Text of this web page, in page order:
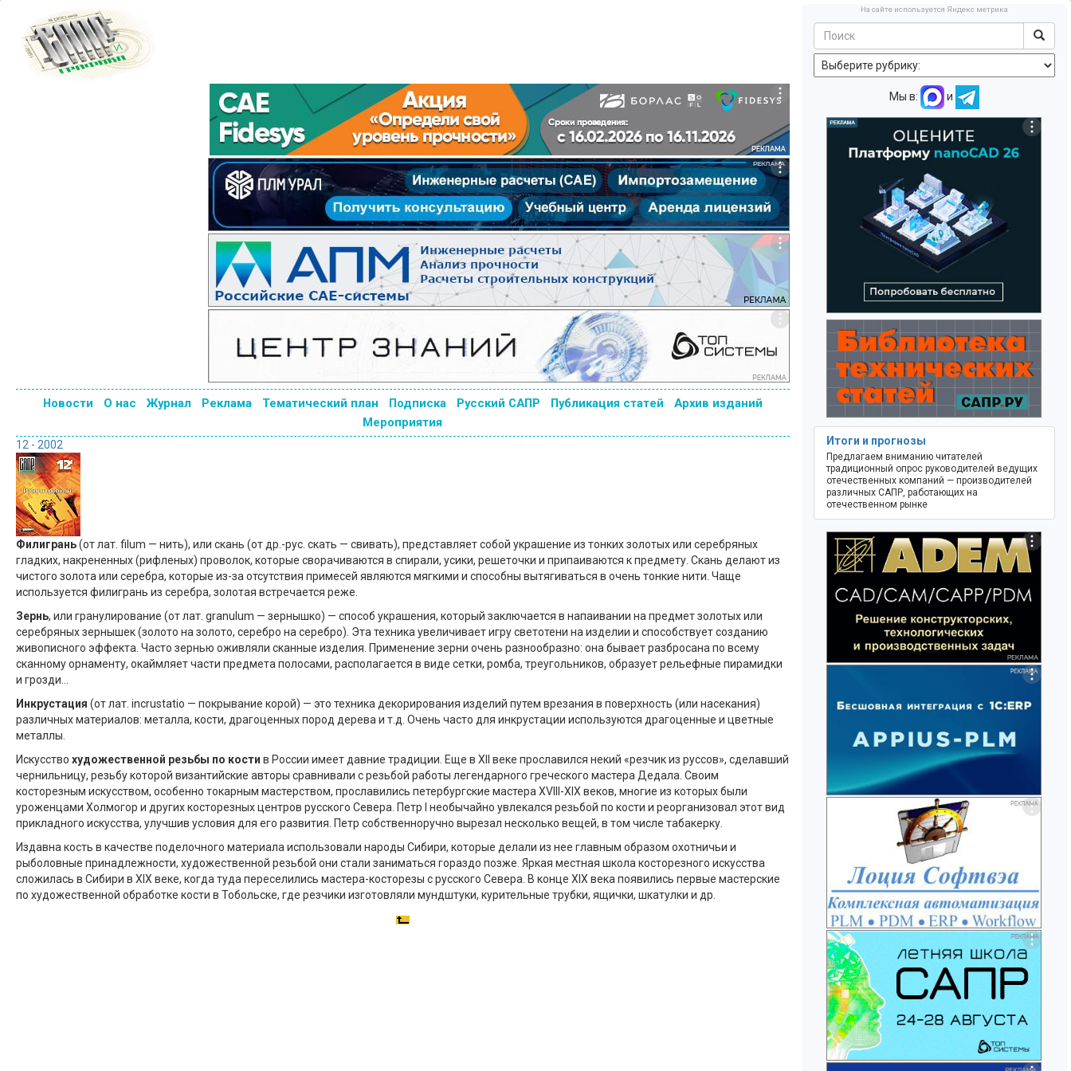
Новости О нас Журнал Реклама Тематический план Подписка Русский САПР Публикация статей
Архив изданий
Мероприятия
12 - 2002
Филигрань(от лат. filum — нить), или скань (от др.-рус. скать — свивать), представляет собой украшение из тонких золотых или серебряных
гладких, накрененных (рифленых) проволок, которые сворачиваются в спирали, усики, решеточки и припаиваются к предмету. Скань делают из
чистого золота или серебра, которые из-за отсутствия примесей являются мягкими и способны вытягиваться в очень тонкие нити. Чаще
используется филигрань из серебра, золотая встречается реже.
Зернь, или гранулирование (от лат. granulum — зернышко) — способ украшения, который заключается в напаивании на предмет золотых или
серебряных зернышек (золото на золото, серебро на серебро). Эта техника увеличивает игру светотени на изделии и способствует созданию
живописного эффекта. Часто зернью оживляли сканные изделия. Применение зерни очень разнообразно: она бывает разбросана по всему
сканному орнаменту, окаймляет части предмета полосами, располагается в виде сетки, ромба, треугольников, образует рельефные пирамидки
и грозди…
Инкрустация (от лат. incrustatio — покрывание корой) — это техника декорирования изделий путем врезания в поверхность (или насекания)
различных материалов: металла, кости, драгоценных пород дерева и т.д. Очень часто для инкрустации используются драгоценные и цветные
металлы.
Искусство художественной резьбы по кости в России имеет давние традиции. Еще в XII веке прославился некий «резчик из руссов», сделавший
чернильницу, резьбу которой византийские авторы сравнивали с резьбой работы легендарного греческого мастера Дедала. Своим
косторезным искусством, особенно токарным мастерством, прославились петербургские мастера XVIII-XIX веков, многие из которых были
уроженцами Холмогор и других косторезных центров русского Севера. Петр I необычайно увлекался резьбой по кости и реорганизовал этот вид
прикладного искусства, улучшив условия для его развития. Петр собственноручно вырезал несколько вещей, в том числе табакерку.
Издавна кость в качестве поделочного материала использовали народы Сибири, которые делали из нее главным образом охотничьи и
рыболовные принадлежности, художественной резьбой они стали заниматься гораздо позже. Яркая местная школа косторезного искусства
сложилась в Сибири в XIX веке, когда туда переселились мастера-косторезы с русского Севера. В конце XIX века появились первые мастерские
по художественной обработке кости в Тобольске, где резчики изготовляли мундштуки, курительные трубки, ящички, шкатулки и др.
На сайте используется Яндекс метрика
Мы в: и
Итоги и прогнозы
Предлагаем вниманию читателей
традиционный опрос руководителей ведущих
отечественных компаний — производителей
различных САПР, работающих на
отечественном рынке